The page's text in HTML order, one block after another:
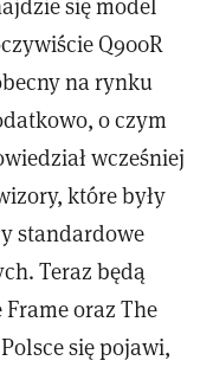
Q900R
na rynku
o czym
wcześniej
które były
standardowe
Teraz będą
oraz The
się pojawi,